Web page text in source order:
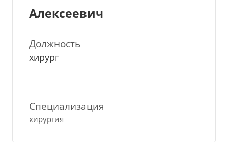
Алексеевич
Должность
хирург
Специализация
хирургия